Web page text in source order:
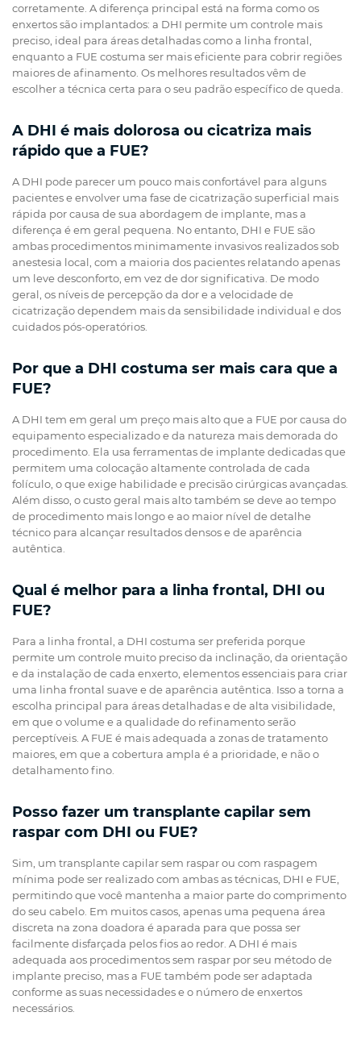
corretamente. A diferença principal está na forma como os
enxertos são implantados: a DHI permite um controle mais
preciso, ideal para áreas detalhadas como a linha frontal,
enquanto a FUE costuma ser mais eficiente para cobrir regiões
maiores de afinamento. Os melhores resultados vêm de
escolher a técnica certa para o seu padrão específico de queda.
A DHI é mais dolorosa ou cicatriza mais
rápido que a FUE?
A DHI pode parecer um pouco mais confortável para alguns
pacientes e envolver uma fase de cicatrização superficial mais
rápida por causa de sua abordagem de implante, mas a
diferença é em geral pequena. No entanto, DHI e FUE são
ambas procedimentos minimamente invasivos realizados sob
anestesia local, com a maioria dos pacientes relatando apenas
um leve desconforto, em vez de dor significativa. De modo
geral, os níveis de percepção da dor e a velocidade de
cicatrização dependem mais da sensibilidade individual e dos
cuidados pós-operatórios.
Por que a DHI costuma ser mais cara que a
FUE?
A DHI tem em geral um preço mais alto que a FUE por causa do
equipamento especializado e da natureza mais demorada do
procedimento. Ela usa ferramentas de implante dedicadas que
permitem uma colocação altamente controlada de cada
folículo, o que exige habilidade e precisão cirúrgicas avançadas.
Além disso, o custo geral mais alto também se deve ao tempo
de procedimento mais longo e ao maior nível de detalhe
técnico para alcançar resultados densos e de aparência
autêntica.
Qual é melhor para a linha frontal, DHI ou
FUE?
Para a linha frontal, a DHI costuma ser preferida porque
permite um controle muito preciso da inclinação, da orientação
e da instalação de cada enxerto, elementos essenciais para criar
uma linha frontal suave e de aparência autêntica. Isso a torna a
escolha principal para áreas detalhadas e de alta visibilidade,
em que o volume e a qualidade do refinamento serão
perceptíveis. A FUE é mais adequada a zonas de tratamento
maiores, em que a cobertura ampla é a prioridade, e não o
detalhamento fino.
Posso fazer um transplante capilar sem
raspar com DHI ou FUE?
Sim, um transplante capilar sem raspar ou com raspagem
mínima pode ser realizado com ambas as técnicas, DHI e FUE,
permitindo que você mantenha a maior parte do comprimento
do seu cabelo. Em muitos casos, apenas uma pequena área
discreta na zona doadora é aparada para que possa ser
facilmente disfarçada pelos fios ao redor. A DHI é mais
adequada aos procedimentos sem raspar por seu método de
implante preciso, mas a FUE também pode ser adaptada
conforme as suas necessidades e o número de enxertos
necessários.